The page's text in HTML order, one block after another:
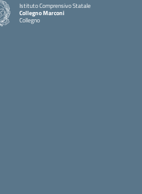
Istituto Comprensivo Statale
Collegno Marconi
Collegno